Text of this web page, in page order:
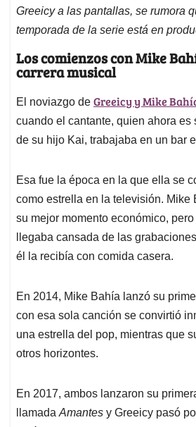
Greeicy a las pantallas, se rumora
temporada de la serie está en
Los comienzos con Mike
carrera musical
El noviazgo de Greeicy y Mike
cuando el cantante, quien ahora es
de su hijo Kai, trabajaba en un bar
Esa fue la época en la que ella se
como estrella en la televisión. Mike
su mejor momento económico,
llegaba cansada de las
él la recibía con comida casera.
En 2014, Mike Bahía lanzó su
con esa sola canción se convirtió
una estrella del pop, mientras que
otros horizontes.
En 2017, ambos lanzaron su
llamada Amantes y Greeicy pasó